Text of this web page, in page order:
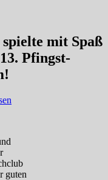
mit Spaß
Pfingst-
guten